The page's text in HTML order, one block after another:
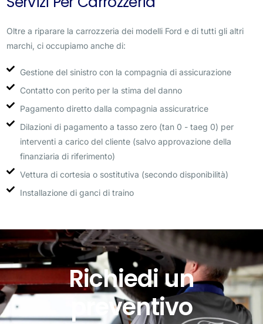
Oltre a riparare la carrozzeria dei modelli Ford e di tutti gli altri
marchi, ci occupiamo anche di:
Gestione del sinistro con la compagnia di assicurazione
Contatto con perito per la stima del danno
Pagamento diretto dalla compagnia assicuratrice
Dilazioni di pagamento a tasso zero (tan 0 - taeg 0) per
interventi a carico del cliente (salvo approvazione della
finanziaria di riferimento)
Vettura di cortesia o sostitutiva (secondo disponibilità)
Installazione di ganci di traino
Richiedi un
preventivo